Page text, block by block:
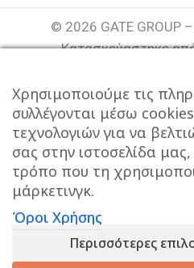
© 2026 GATE GROUP
Κατασκεύαστηκε
Αριθμός Γ.Ε.ΜΗ. :
χρησιμοποιεί το Google
Χρησιμοποιούμε τις
συλλέγονται μέσω
τεχνολογιών για να
σας στην ιστοσελίδα
τρόπο που τη
μάρκετινγκ.
Όροι Χρήσης
Περισσότερες